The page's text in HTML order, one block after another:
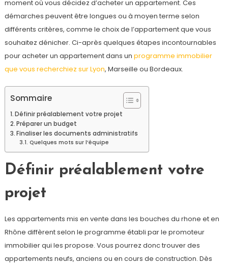
moment où vous décidez d’acheter un appartement. Ces
démarches peuvent être longues ou à moyen terme selon
différents critères, comme le choix de l’appartement que vous
souhaitez dénicher. Ci-après quelques étapes incontournables
pour acheter un appartement dans un programme immobilier
que vous recherchiez sur Lyon, Marseille ou Bordeaux.
Sommaire
Définir préalablement votre projet
Préparer un budget
Finaliser les documents administratifs
Quelques mots sur l’équipe
Définir préalablement votre
projet
Les appartements mis en vente dans les bouches du rhone et en
Rhône diffèrent selon le programme établi par le promoteur
immobilier qui les propose. Vous pourrez donc trouver des
appartements neufs, anciens ou en cours de construction. Dès